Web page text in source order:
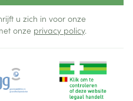
u zich in voor onze
onze privacy policy.